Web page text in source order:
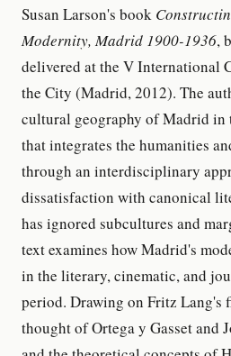
Susan Larson's book
Modernity, Madrid 1900-1936,
delivered at the V International
the City (Madrid, 2012). The
cultural geography of Madrid in
that integrates the humanities
through an interdisciplinary
dissatisfaction with canonical
has ignored subcultures and
text examines how Madrid's
in the literary, cinematic, and
period. Drawing on Fritz Lang's
thought of Ortega y Gasset and